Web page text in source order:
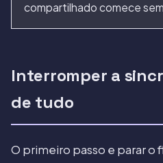
compartilhado comece
Interromper a
de tudo
O primeiro passo e parar o